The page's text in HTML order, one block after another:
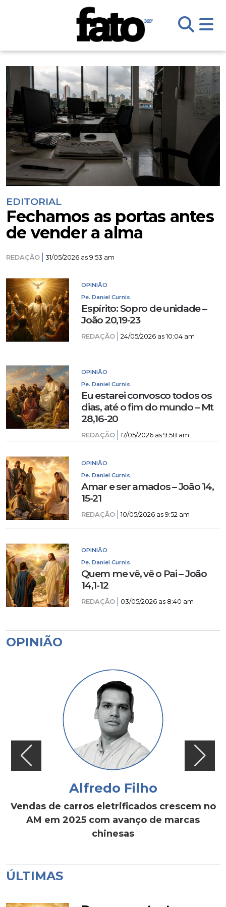
EDITORIAL
Fechamos as portas antes
de vender a alma
REDAÇÃO 31/05/2026 as 9:53 am
OPINIÃO
Pe. Daniel Curnis
Espírito: Sopro de unidade –
João 20,19-23
REDAÇÃO 24/05/2026 as 10:04 am
OPINIÃO
Pe. Daniel Curnis
Eu estarei convosco todos os
dias, até o fim do mundo – Mt
28,16-20
REDAÇÃO 17/05/2026 as 9:58 am
OPINIÃO
Pe. Daniel Curnis
Amar e ser amados – João 14,
15-21
REDAÇÃO 10/05/2026 as 9:52 am
OPINIÃO
Pe. Daniel Curnis
Quem me vê, vê o Pai – João
14,1-12
REDAÇÃO 03/05/2026 as 8:40 am
OPINIÃO
Alfredo Filho
Vendas de carros eletrificados crescem no
AM em 2025 com avanço de marcas
chinesas
ÚLTIMAS